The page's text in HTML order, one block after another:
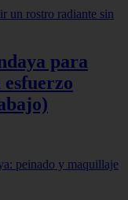
para